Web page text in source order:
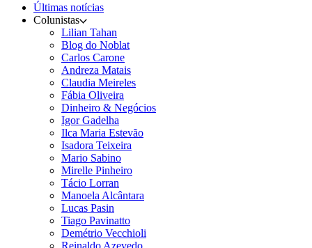
Últimas notícias
Colunistas
Lilian Tahan
Blog do Noblat
Carlos Carone
Andreza Matais
Claudia Meireles
Fábia Oliveira
Dinheiro & Negócios
Igor Gadelha
Ilca Maria Estevão
Isadora Teixeira
Mario Sabino
Mirelle Pinheiro
Tácio Lorran
Manoela Alcântara
Lucas Pasin
Tiago Pavinatto
Demétrio Vecchioli
Reinaldo Azevedo